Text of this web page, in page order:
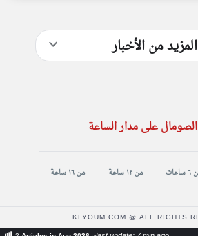
المزيد من الأخبار
على مدار الساعة
من ١٢ ساعة من ١٦ ساعة
KLYOUM.COM @ ALL RIGHTS